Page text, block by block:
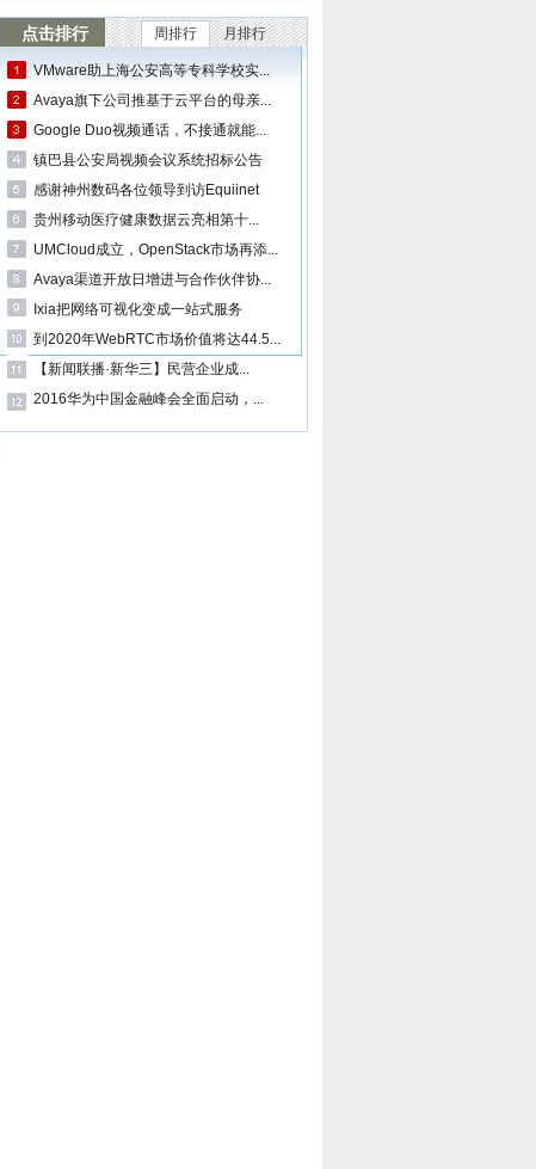
点击排行 周排行 月排行
VMware助上海公安高等专科学校实...
Avaya旗下公司推基于云平台的母亲...
Google Duo视频通话，不接通就能...
镇巴县公安局视频会议系统招标公告
感谢神州数码各位领导到访Equiinet
贵州移动医疗健康数据云亮相第十...
UMCloud成立，OpenStack市场再添...
Avaya渠道开放日增进与合作伙伴协...
Ixia把网络可视化变成一站式服务
到2020年WebRTC市场价值将达44.5...
【新闻联播·新华三】民营企业成...
2016华为中国金融峰会全面启动，...